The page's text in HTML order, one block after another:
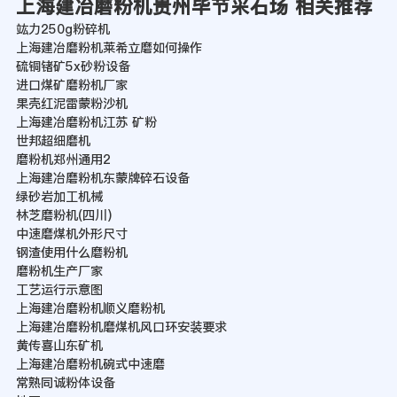
上海建冶磨粉机贵州毕节采石场 相关推荐
竑力250g粉碎机
上海建冶磨粉机莱希立磨如何操作
硫铜锗矿5x砂粉设备
进口煤矿磨粉机厂家
果壳红泥雷蒙粉沙机
上海建冶磨粉机江苏 矿粉
世邦超细磨机
磨粉机郑州通用2
上海建冶磨粉机东蒙牌碎石设备
绿砂岩加工机械
林芝磨粉机(四川)
中速磨煤机外形尺寸
钢渣使用什么磨粉机
磨粉机生产厂家
工艺运行示意图
上海建冶磨粉机顺义磨粉机
上海建冶磨粉机磨煤机风口环安装要求
黄传喜山东矿机
上海建冶磨粉机碗式中速磨
常熟同诚粉体设备